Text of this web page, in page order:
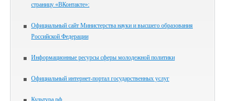
страницу «ВКонтакте»:
Официальный сайт Министерства науки и высшего образования
Российской Федерации
Информационные ресурсы сферы молодежной политики
Официальный интернет-портал государственных услуг
Культура.рф